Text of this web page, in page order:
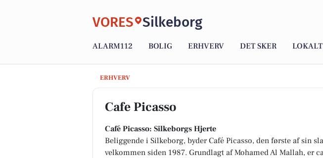
VORES Silkeborg
ALARM112 BOLIG ERHVERV DET SKER
ERHVERV
Cafe Picasso
Cafe Picasso
Café Picasso: Silkeborgs Hjerte
Beliggende i Silkeborg, byder Café Picasso, den første af sin
velkommen siden 1987. Grundlagt af Mohamed Al Mallah, er